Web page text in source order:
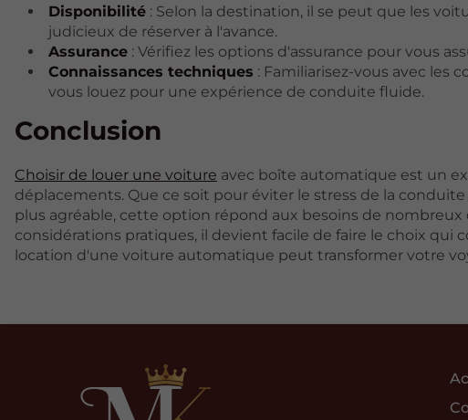
Disponibilité : Selon la destination, il se peut que les
judicieux de réserver à l'avance.
Assurance : Vérifiez les options d'assurance pour vous
Connaissances techniques : Familiarisez-vous avec les
vous louez pour une expérience de conduite fluide.
Conclusion
Choisir de louer une voiture avec boîte automatique est un
déplacements. Que ce soit pour éviter le stress de la
plus agréable, cette option répond aux besoins de
considérations pratiques, il devient facile de faire le choix qui
location d'une voiture automatique peut transformer votre